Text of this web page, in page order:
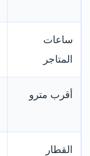
ساعات
المتاجر
أقرب مترو
القطار